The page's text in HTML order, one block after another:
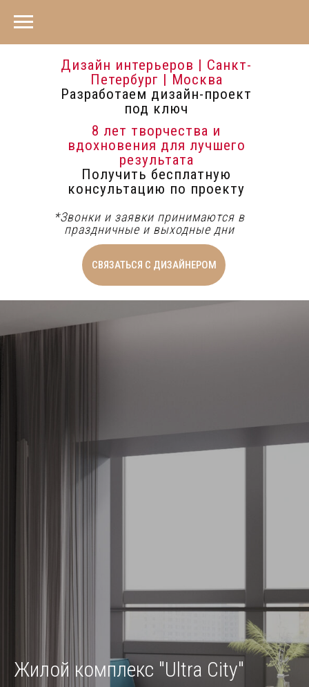
СВЯЗАТЬСЯ С ДИЗАЙНЕРОМ
Дизайн интерьеров | Санкт-
Петербург | Москва
Разработаем дизайн-проект
под ключ
*Звонки и заявки принимаются в
праздничные и выходные дни
8 лет творчества и
вдохновения для лучшего
результата
Получить бесплатную
консультацию по проекту
Жилой комплекс "Ultra City"